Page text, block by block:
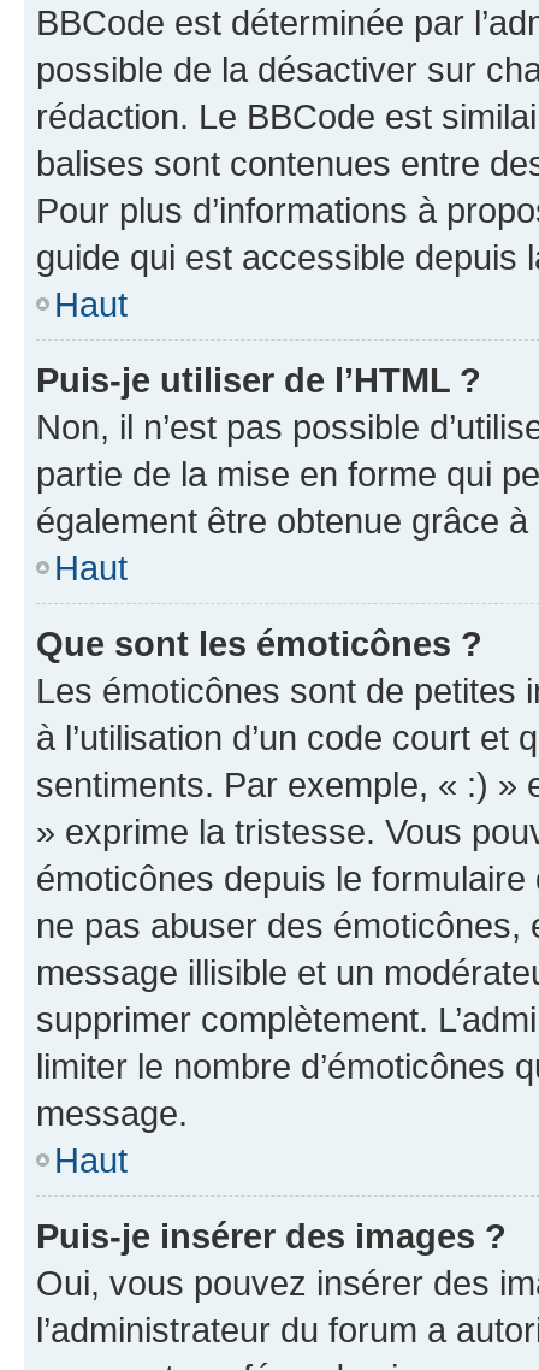
BBCode est déterminée par
possible de la désactiver sur
rédaction. Le BBCode est
balises sont contenues entre
Pour plus d’informations à
guide qui est accessible depuis
Haut
Puis-je utiliser de l’HTML ?
Non, il n’est pas possible
partie de la mise en forme qui
également être obtenue grâce à
Haut
Que sont les émoticônes ?
Les émoticônes sont de petites
à l’utilisation d’un code court et
sentiments. Par exemple, « :) »
» exprime la tristesse. Vous
émoticônes depuis le
ne pas abuser des
message illisible et un
supprimer complètement.
limiter le nombre d’émoticônes
message.
Haut
Puis-je insérer des images ?
Oui, vous pouvez insérer des
l’administrateur du forum a